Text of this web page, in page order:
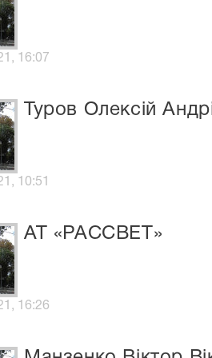
16:07
Туров Олексій
10:51
АТ «РАССВЕТ»
16:26